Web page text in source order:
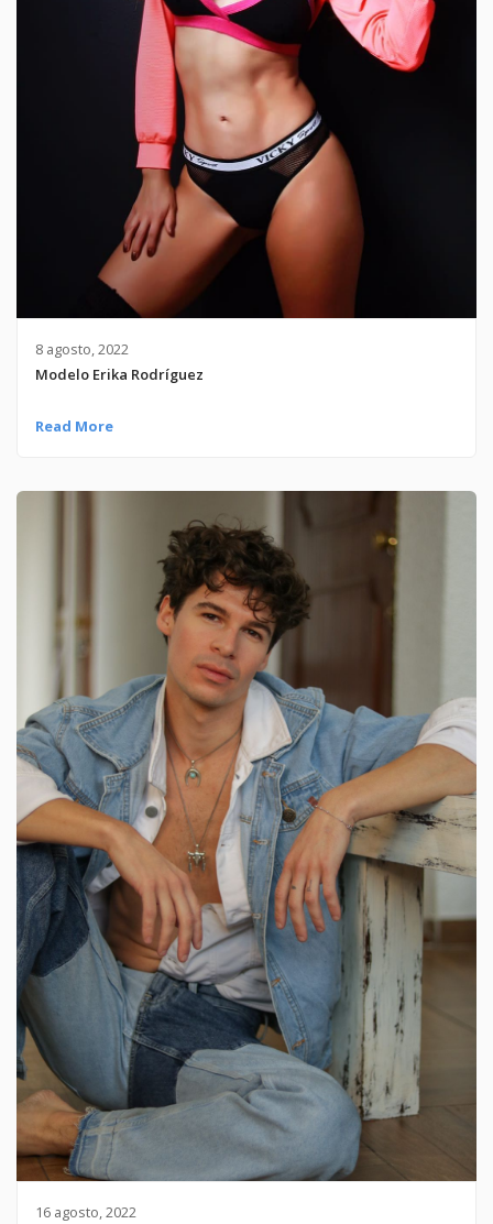
8 agosto, 2022
Modelo Erika Rodríguez
Read More
16 agosto, 2022